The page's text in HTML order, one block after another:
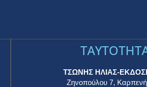
ΤΣΩΝΗΣ ΗΛΙΑΣ-
Ζηνοπούλου 7,